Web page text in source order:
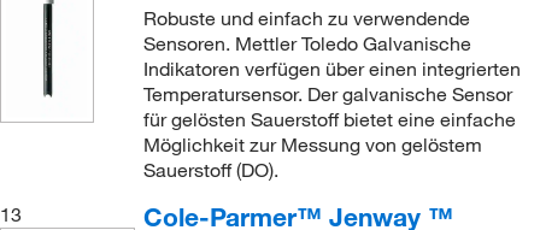
Robuste und einfach zu verwendende
Sensoren. Mettler Toledo Galvanische
Indikatoren verfügen über einen integrierten
Temperatursensor. Der galvanische Sensor
für gelösten Sauerstoff bietet eine einfache
Möglichkeit zur Messung von gelöstem
Sauerstoff (DO).
13
Cole-Parmer™ Jenway ™